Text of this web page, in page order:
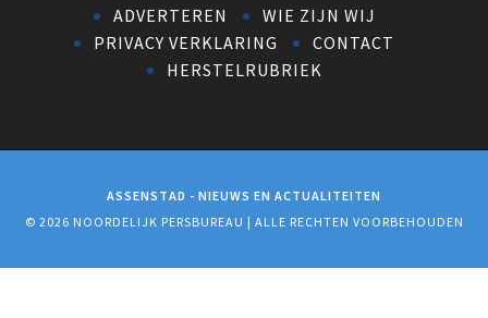
ADVERTEREN
WIE ZIJN WIJ
PRIVACY VERKLARING
CONTACT
HERSTELRUBRIEK
ASSENSTAD - NIEUWS EN ACTUALITEITEN
© 2026 NOORDELIJK PERSBUREAU | ALLE RECHTEN VOORBEHOUDEN